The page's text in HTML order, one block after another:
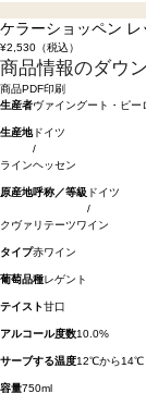
ケラーショッペン
¥2,530（税込）
商品情報のダウ
商品PDF印刷
生産者ヴァイングート・ピー
生産地ドイツ
/
ラインヘッセン
原産地呼称／等級 ドイツ
/
クヴァリテーツワイン
タイプ赤ワイン
葡萄品種レゲント
テイスト甘口
アルコール度数10.0%
サーブする温度12℃から14℃
容量750ml